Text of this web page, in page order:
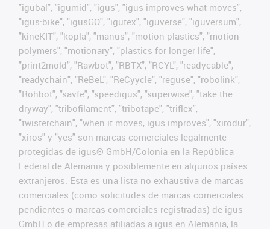
"igubal", "igumid", "igus", "igus improves what moves",
"igus:bike", "igusGO", "igutex", "iguverse", "iguversum",
"kineKIT", "kopla", "manus", "motion plastics", "motion
polymers", "motionary", "plastics for longer life",
"print2mold", "Rawbot", "RBTX", "RCYL", "readycable",
"readychain", "ReBeL", "ReCyycle", "reguse", "robolink",
"Rohbot", "savfe", "speedigus", "superwise", "take the
dryway", "tribofilament", "tribotape", "triflex",
"twisterchain", "when it moves, igus improves", "xirodur",
"xiros" y "yes" son marcas comerciales legalmente
protegidas de igus® GmbH/Colonia en la República
Federal de Alemania y posiblemente en algunos países
extranjeros. Esta es una lista no exhaustiva de marcas
comerciales (como solicitudes de marcas comerciales
pendientes o marcas comerciales registradas) de igus
GmbH o de empresas afiliadas a igus en Alemania, la